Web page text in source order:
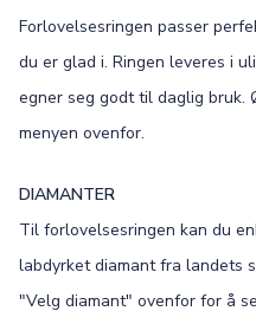
Old English
Colonna
Script MT
Forlovelsesringen passer
du er glad i. Ringen leveres i
egner seg godt til daglig
menyen ovenfor.
DIAMANTER
Til forlovelsesringen kan du
labdyrket diamant fra landets
"Velg diamant" ovenfor for å